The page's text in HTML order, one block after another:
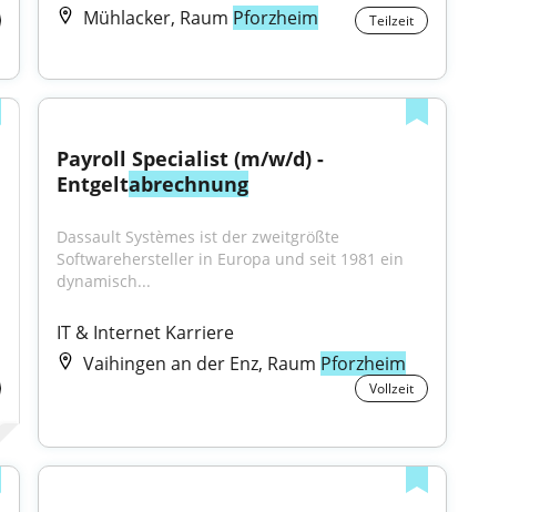
Mühlacker, Raum Pforzheim Teilzeit
Payroll Specialist (m/w/d) -
Entgeltabrechnung
Dassault Systèmes ist der zweitgrößte
Softwarehersteller in Europa und seit 1981 ein
dynamisch...
IT & Internet Karriere
Vaihingen an der Enz, Raum Pforzheim
Vollzeit